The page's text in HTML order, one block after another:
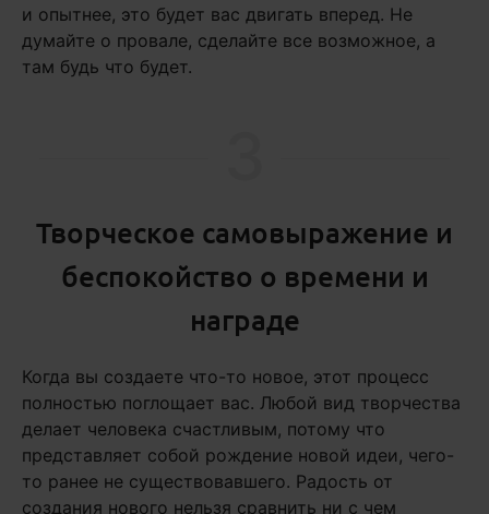
и опытнее, это будет вас двигать вперед. Не
думайте о провале, сделайте все возможное, а
там будь что будет.
Творческое самовыражение и
беспокойство о времени и
награде
Когда вы создаете что-то новое, этот процесс
полностью поглощает вас. Любой вид творчества
делает человека счастливым, потому что
представляет собой рождение новой идеи, чего-
то ранее не существовавшего. Радость от
создания нового нельзя сравнить ни с чем